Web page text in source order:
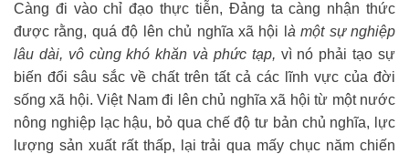
Càng đi vào chỉ đạo thực tiễn, Đảng ta càng nhận thức
được rằng, quá độ lên chủ nghĩa xã hội l à một sự nghiệp
lâu dài, vô cùng khó khăn và phức tạp, vì nó phải tạo sự
biến đổi sâu sắc về chất trên tất cả các lĩnh vực của đời
sống xã hội. Việt Nam đi lên chủ nghĩa xã hội từ một nước
nông nghiệp lạc hậu, bỏ qua chế độ tư bản chủ nghĩa, lực
lượng sản xuất rất thấp, lại trải qua mấy chục năm chiến